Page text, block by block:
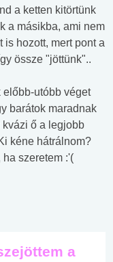
a ketten kitörtünk
a másikba, ami nem
hozott, mert pont a
össze "jöttünk"..
utóbb véget
barátok maradnak
ő a legjobb
kéne hátrálnom?
szeretem :'(
a